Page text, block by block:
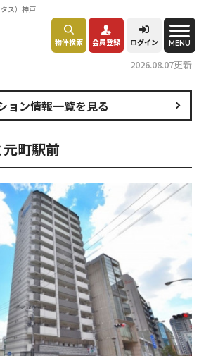
ス）神戸
物件検索 会員登録 ログイン MENU
2026.08.07更新
町駅前
ョン情報一覧を見る